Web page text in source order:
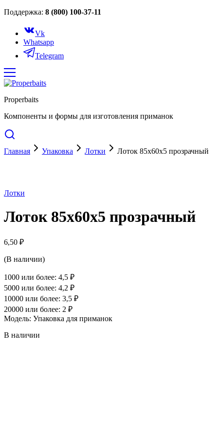
Поддержка: 8 (800) 100-37-11
Vk
Whatsapp
Telegram
Properbaits
Компоненты и формы для изготовления приманок
Главная Упаковка Лотки Лоток 85x60x5 прозрачный
Лотки
Лоток 85x60x5 прозрачный
6,50 ₽
(В наличии)
1000 или более: 4,5 ₽
5000 или более: 4,2 ₽
10000 или более: 3,5 ₽
20000 или более: 2 ₽
Модель: Упаковка для приманок
В наличии